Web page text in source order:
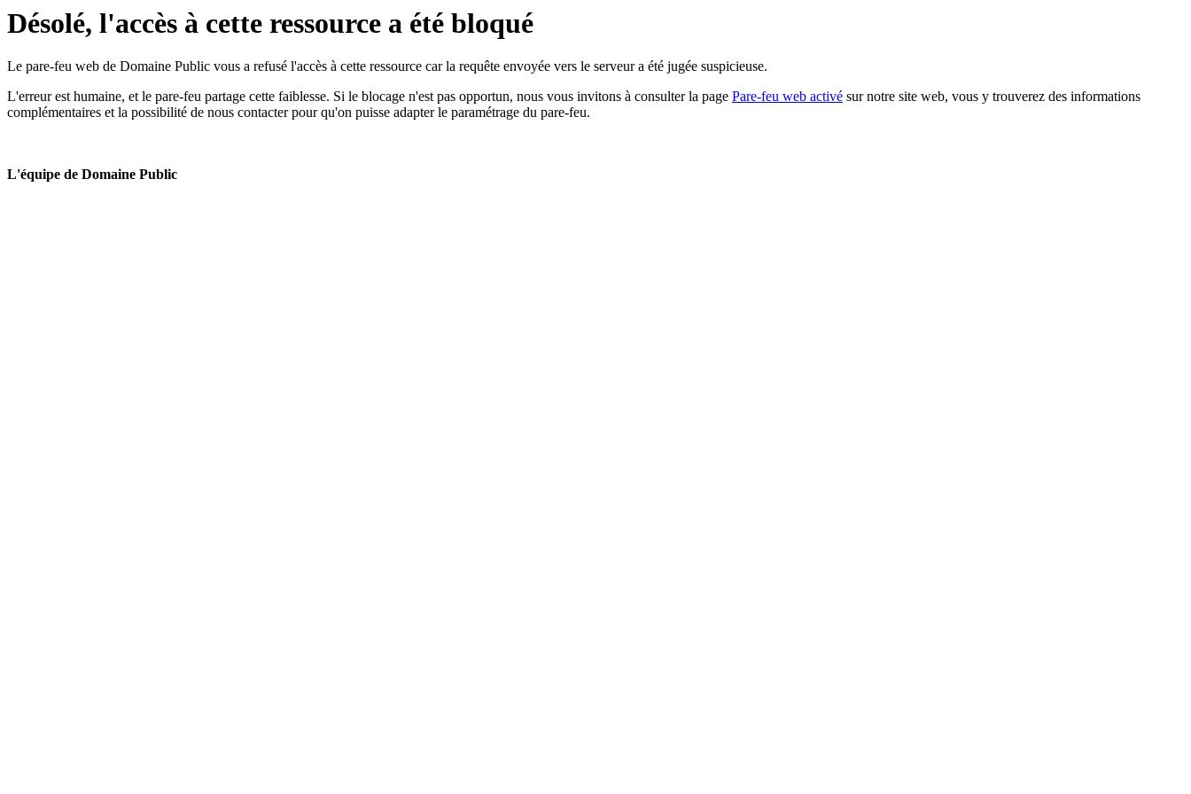
Désolé, l'accès à cette ressource a été bloqué
Le pare-feu web de Domaine Public vous a refusé l'accès à cette ressource car la requête envoyée vers le serveur a été jugée suspicieuse.
L'erreur est humaine, et le pare-feu partage cette faiblesse. Si le blocage n'est pas opportun, nous vous invitons à consulter la page Pare-feu web activé sur notre site web, vous y trouverez des informations
complémentaires et la possibilité de nous contacter pour qu'on puisse adapter le paramétrage du pare-feu.
L'équipe de Domaine Public